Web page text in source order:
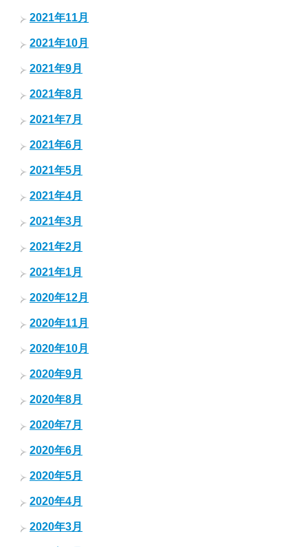
2021年11月
2021年10月
2021年9月
2021年8月
2021年7月
2021年6月
2021年5月
2021年4月
2021年3月
2021年2月
2021年1月
2020年12月
2020年11月
2020年10月
2020年9月
2020年8月
2020年7月
2020年6月
2020年5月
2020年4月
2020年3月